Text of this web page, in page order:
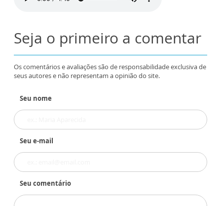
Seja o primeiro a comentar
Os comentários e avaliações são de responsabilidade exclusiva de
seus autores e não representam a opinião do site.
Seu nome
Seu e-mail
Seu comentário